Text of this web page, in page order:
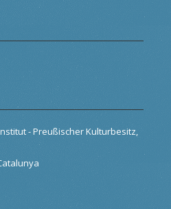
- Preußischer Kulturbesitz,